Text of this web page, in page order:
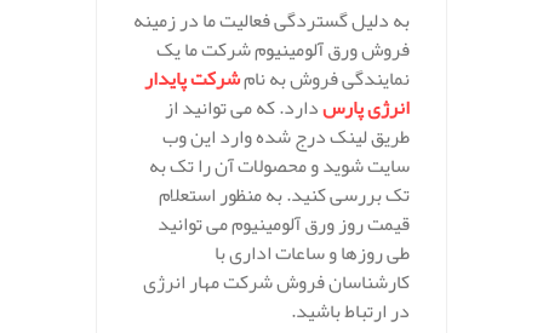
به دلیل گستردگی فعالیت ما در زمینه
فروش ورق آلومینیوم شرکت ما یک
نمایندگی فروش به نامشرکت پایدار
انرژی پارسدارد. که می توانید از
طریق لینک درج شده وارد این وب
سایت شوید و محصولات آن را تک به
تک بررسی کنید. به منظور استعلام
قیمت روز ورق آلومینیوم می توانید
طی روزها و ساعات اداری با
کارشناسان فروش شرکت مهار انرژی
در ارتباط باشید.